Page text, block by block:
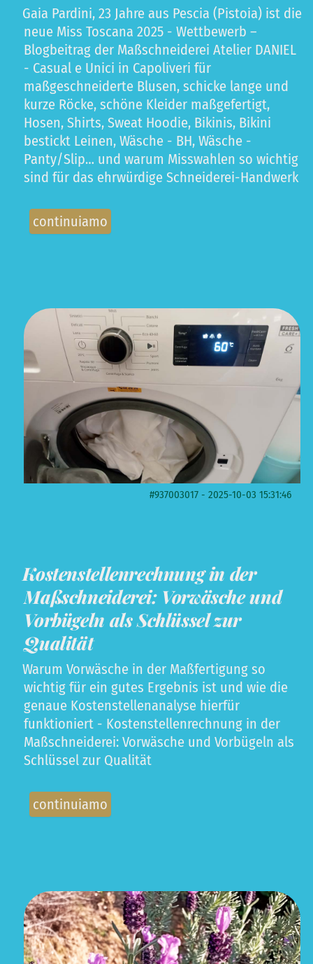
Gaia Pardini, 23 Jahre aus Pescia (Pistoia) ist die
neue Miss Toscana 2025 - Wettbewerb –
Blogbeitrag der Maßschneiderei Atelier DANIEL
- Casual e Unici in Capoliveri für
maßgeschneiderte Blusen, schicke lange und
kurze Röcke, schöne Kleider maßgefertigt,
Hosen, Shirts, Sweat Hoodie, Bikinis, Bikini
bestickt Leinen, Wäsche - BH, Wäsche -
Panty/Slip… und warum Misswahlen so wichtig
sind für das ehrwürdige Schneiderei-Handwerk
continuiamo
#937003017 - 2025-10-03 15:31:46
Kostenstellenrechnung in der
Maßschneiderei: Vorwäsche und
Vorbügeln als Schlüssel zur
Qualität
Warum Vorwäsche in der Maßfertigung so
wichtig für ein gutes Ergebnis ist und wie die
genaue Kostenstellenanalyse hierfür
funktioniert - Kostenstellenrechnung in der
Maßschneiderei: Vorwäsche und Vorbügeln als
Schlüssel zur Qualität
continuiamo